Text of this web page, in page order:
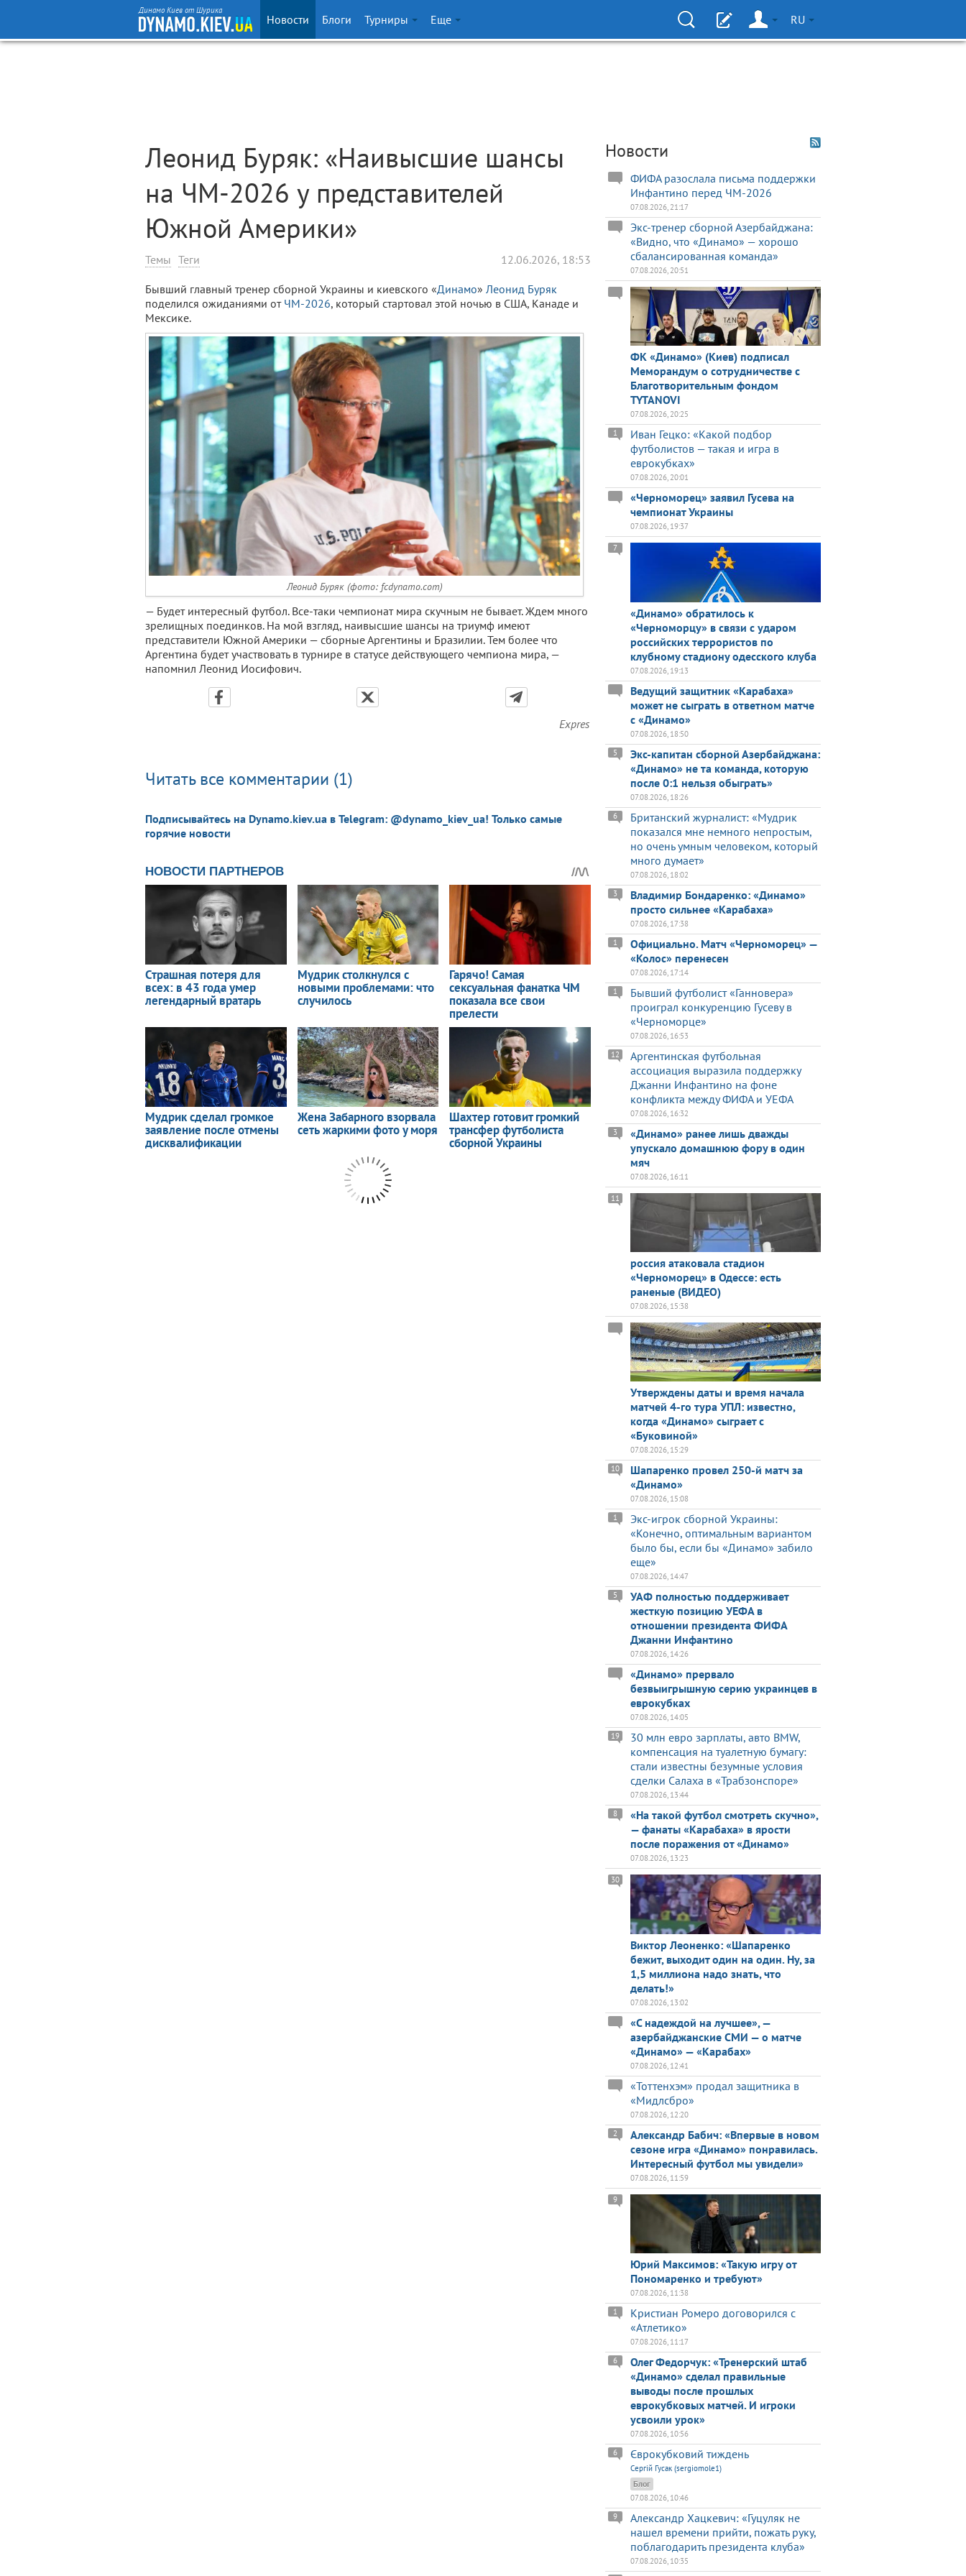
Динамо Киев от Шурика
Новости Блоги Турниры Еще RU
Леонид Буряк: «Наивысшие шансы
на ЧМ-2026 у представителей
Южной Америки»
Темы Теги 12.06.2026, 18:53
Бывший главный тренер сборной Украины и киевского «Динамо» Леонид Буряк
поделился ожиданиями от ЧМ-2026, который стартовал этой ночью в США, Канаде и
Мексике.
Леонид Буряк (фото: fcdynamo.com)
— Будет интересный футбол. Все-таки чемпионат мира скучным не бывает. Ждем много
зрелищных поединков. На мой взгляд, наивысшие шансы на триумф имеют
представители Южной Америки — сборные Аргентины и Бразилии. Тем более что
Аргентина будет участвовать в турнире в статусе действующего чемпиона мира, —
напомнил Леонид Иосифович.
Expres
Читать все комментарии (1)
Подписывайтесь на Dynamo.kiev.ua в Telegram: @dynamo_kiev_ua! Только самые
горячие новости
Новости
ФИФА разослала письма поддержки
Инфантино перед ЧМ-2026
07.08.2026, 21:17
Экс-тренер сборной Азербайджана:
«Видно, что «Динамо» — хорошо
сбалансированная команда»
07.08.2026, 20:51
ФК «Динамо» (Киев) подписал
Меморандум о сотрудничестве с
Благотворительным фондом
TYTANOVI
07.08.2026, 20:25
Иван Гецко: «Какой подбор
футболистов — такая и игра в
еврокубках»
1
07.08.2026, 20:01
«Черноморец» заявил Гусева на
чемпионат Украины
07.08.2026, 19:37
«Динамо» обратилось к
«Черноморцу» в связи с ударом
российских террористов по
клубному стадиону одесского клуба
7
07.08.2026, 19:13
Ведущий защитник «Карабаха»
может не сыграть в ответном матче
с «Динамо»
07.08.2026, 18:50
Экс-капитан сборной Азербайджана:
«Динамо» не та команда, которую
после 0:1 нельзя обыграть»
5
07.08.2026, 18:26
Британский журналист: «Мудрик
показался мне немного непростым,
но очень умным человеком, который
много думает»
6
07.08.2026, 18:02
Владимир Бондаренко: «Динамо»
просто сильнее «Карабаха»
3
07.08.2026, 17:38
Официально. Матч «Черноморец» —
«Колос» перенесен
1
07.08.2026, 17:14
Бывший футболист «Ганновера»
проиграл конкуренцию Гусеву в
«Черноморце»
1
07.08.2026, 16:53
Аргентинская футбольная
ассоциация выразила поддержку
Джанни Инфантино на фоне
конфликта между ФИФА и УЕФА
12
07.08.2026, 16:32
«Динамо» ранее лишь дважды
упускало домашнюю фору в один
мяч
3
07.08.2026, 16:11
россия атаковала стадион
«Черноморец» в Одессе: есть
раненые (ВИДЕО)
11
07.08.2026, 15:38
Утверждены даты и время начала
матчей 4-го тура УПЛ: известно,
когда «Динамо» сыграет с
«Буковиной»
07.08.2026, 15:29
Шапаренко провел 250-й матч за
«Динамо»
10
07.08.2026, 15:08
Экс-игрок сборной Украины:
«Конечно, оптимальным вариантом
было бы, если бы «Динамо» забило
еще»
1
07.08.2026, 14:47
УАФ полностью поддерживает
жесткую позицию УЕФА в
отношении президента ФИФА
Джанни Инфантино
5
07.08.2026, 14:26
«Динамо» прервало
безвыигрышную серию украинцев в
еврокубках
07.08.2026, 14:05
30 млн евро зарплаты, авто BMW,
компенсация на туалетную бумагу:
стали известны безумные условия
сделки Салаха в «Трабзонспоре»
19
07.08.2026, 13:44
«На такой футбол смотреть скучно»,
— фанаты «Карабаха» в ярости
после поражения от «Динамо»
8
07.08.2026, 13:23
Виктор Леоненко: «Шапаренко
бежит, выходит один на один. Ну, за
1,5 миллиона надо знать, что
делать!»
30
07.08.2026, 13:02
«С надеждой на лучшее», —
азербайджанские СМИ — о матче
«Динамо» — «Карабах»
07.08.2026, 12:41
«Тоттенхэм» продал защитника в
«Мидлсбро»
07.08.2026, 12:20
Александр Бабич: «Впервые в новом
сезоне игра «Динамо» понравилась.
Интересный футбол мы увидели»
2
07.08.2026, 11:59
Юрий Максимов: «Такую игру от
Пономаренко и требуют»
9
07.08.2026, 11:38
Кристиан Ромеро договорился с
«Атлетико»
1
07.08.2026, 11:17
Олег Федорчук: «Тренерский штаб
«Динамо» сделал правильные
выводы после прошлых
еврокубковых матчей. И игроки
усвоили урок»
6
07.08.2026, 10:56
Єврокубковий тиждень
6
Сергій Гусак (sergiomole1)
Блог
07.08.2026, 10:46
Александр Хацкевич: «Гуцуляк не
нашел времени прийти, пожать руку,
поблагодарить президента клуба»
9
07.08.2026, 10:35